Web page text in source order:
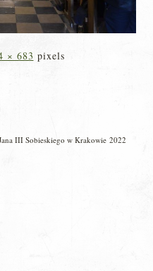
× 683 pixels
III Sobieskiego w Krakowie 2022